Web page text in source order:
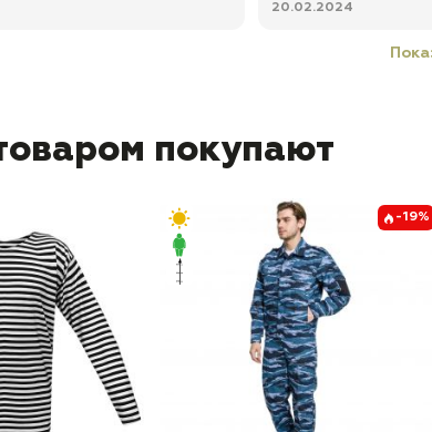
20.02.2024
покупают
-19%